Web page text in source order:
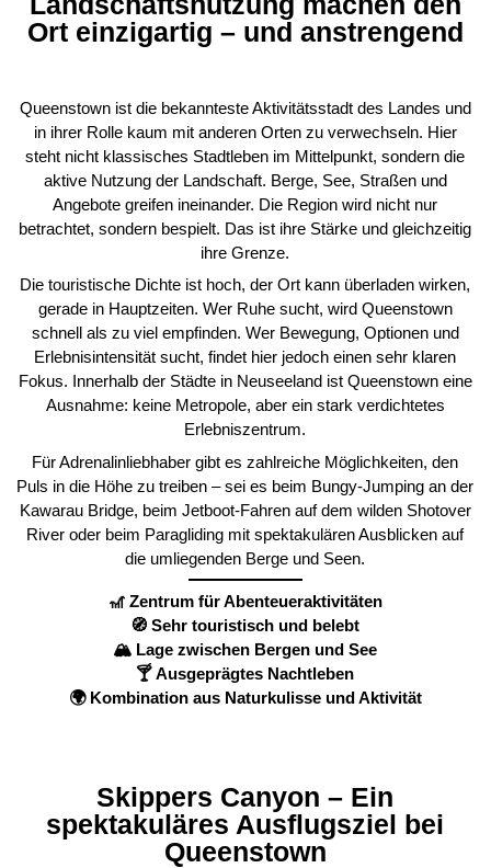
Ort einzigartig – und anstrengend
Queenstown ist die bekannteste Aktivitätsstadt des Landes und
in ihrer Rolle kaum mit anderen Orten zu verwechseln. Hier
steht nicht klassisches Stadtleben im Mittelpunkt, sondern die
aktive Nutzung der Landschaft. Berge, See, Straßen und
Angebote greifen ineinander. Die Region wird nicht nur
betrachtet, sondern bespielt. Das ist ihre Stärke und gleichzeitig
ihre Grenze.
Die touristische Dichte ist hoch, der Ort kann überladen wirken,
gerade in Hauptzeiten. Wer Ruhe sucht, wird Queenstown
schnell als zu viel empfinden. Wer Bewegung, Optionen und
Erlebnisintensität sucht, findet hier jedoch einen sehr klaren
Fokus. Innerhalb der Städte in Neuseeland ist Queenstown eine
Ausnahme: keine Metropole, aber ein stark verdichtetes
Erlebniszentrum.
Für Adrenalinliebhaber gibt es zahlreiche Möglichkeiten, den
Puls in die Höhe zu treiben – sei es beim Bungy-Jumping an der
Kawarau Bridge, beim Jetboot-Fahren auf dem wilden Shotover
River oder beim Paragliding mit spektakulären Ausblicken auf
die umliegenden Berge und Seen.
🎢 Zentrum für Abenteueraktivitäten
🧭 Sehr touristisch und belebt
🏔️ Lage zwischen Bergen und See
🍸 Ausgeprägtes Nachtleben
🌍 Kombination aus Naturkulisse und Aktivität
Skippers Canyon – Ein
spektakuläres Ausflugsziel bei
Queenstown